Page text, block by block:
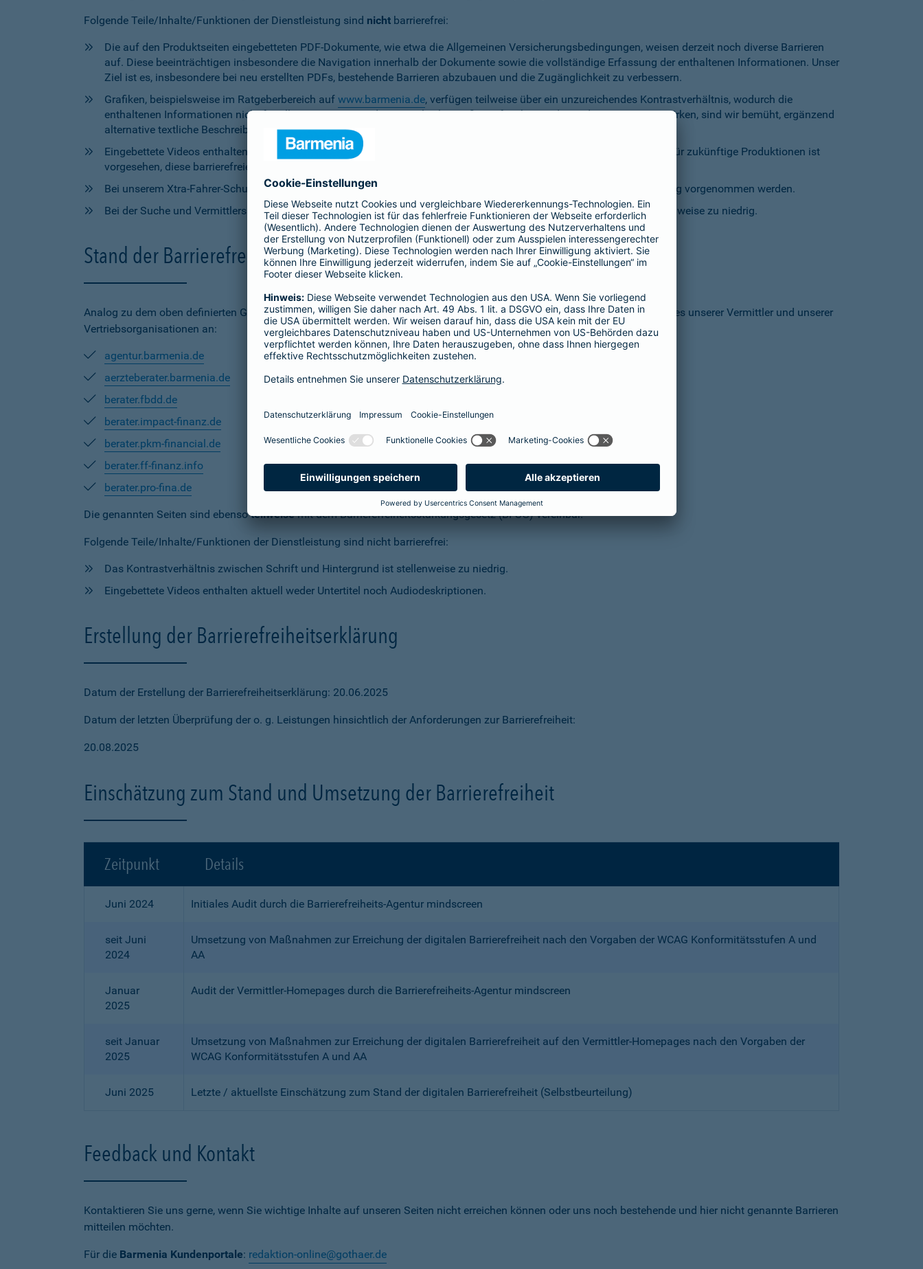
Folgende Teile/Inhalte/Funktionen der Dienstleistung sind nicht barrierefrei:
Die auf den Produktseiten eingebetteten PDF-Dokumente, wie etwa die Allgemeinen Versicherungsbedingungen, weisen derzeit noch diverse Barrieren
auf. Diese beeinträchtigen insbesondere die Navigation innerhalb der Dokumente sowie die vollständige Erfassung der enthaltenen Informationen. Unser
Ziel ist es, insbesondere bei neu erstellten PDFs, bestehende Barrieren abzubauen und die Zugänglichkeit zu verbessern.
Grafiken, beispielsweise im Ratgeberbereich auf www.barmenia.de, verfügen teilweise über ein unzureichendes Kontrastverhältnis, wodurch die
enthaltenen Informationen nicht für alle Nutzerinnen und Nutzer gleichermaßen erfassbar sind. Um dem entgegenzuwirken, sind wir bemüht, ergänzend
alternative textliche Beschreibungen zur Verfügung zu stellen.
Eingebettete Videos enthalten aktuell weder Untertitel noch Audiodeskriptionen, was ihre Zugänglichkeit einschränkt. Für zukünftige Produktionen ist
vorgesehen, diese barrierefreien Elemente bereitzustellen.
Bei unserem Xtra-Fahrer-Schutz kann die Anpassung der zu versichernden Tage momentan nicht per Tastaturbedienung vorgenommen werden.
Bei der Suche und Vermittlersuche auf barmenia.de ist das Kontrastverhältnis zwischen Schrift und Hintergrund stellenweise zu niedrig.
Stand der Barrierefreiheit auf den Vermittler-Homepages
Analog zu dem oben definierten Geltungsbereich streben wir die Umsetzung der digitalen Barrierefreiheit auf den Homepages unserer Vermittler und unserer
Vertriebsorganisationen an:
agentur.barmenia.de
aerzteberater.barmenia.de
berater.fbdd.de
berater.impact-finanz.de
berater.pkm-financial.de
berater.ff-finanz.info
berater.pro-fina.de
Die genannten Seiten sind ebensoteilweisemit dem Barrierefreiheitsstärkungsgesetz (BFSG) vereinbar.
Folgende Teile/Inhalte/Funktionen der Dienstleistung sind nicht barrierefrei:
Das Kontrastverhältnis zwischen Schrift und Hintergrund ist stellenweise zu niedrig.
Eingebettete Videos enthalten aktuell weder Untertitel noch Audiodeskriptionen.
Erstellung der Barrierefreiheitserklärung
Datum der Erstellung der Barrierefreiheitserklärung: 20.06.2025
Datum der letzten Überprüfung der o. g. Leistungen hinsichtlich der Anforderungen zur Barrierefreiheit:
20.08.2025
Einschätzung zum Stand und Umsetzung der Barrierefreiheit
Zeitpunkt Details
Juni 2024 Initiales Audit durch die Barrierefreiheits-Agentur mindscreen
seit Juni
2024
Umsetzung von Maßnahmen zur Erreichung der digitalen Barrierefreiheit nach den Vorgaben der WCAG Konformitätsstufen A und
AA
Januar
2025
Audit der Vermittler-Homepages durch die Barrierefreiheits-Agentur mindscreen
seit Januar
2025
Umsetzung von Maßnahmen zur Erreichung der digitalen Barrierefreiheit auf den Vermittler-Homepages nach den Vorgaben der
WCAG Konformitätsstufen A und AA
Juni 2025 Letzte / aktuellste Einschätzung zum Stand der digitalen Barrierefreiheit (Selbstbeurteilung)
Feedback und Kontakt
Kontaktieren Sie uns gerne, wenn Sie wichtige Inhalte auf unseren Seiten nicht erreichen können oder uns noch bestehende und hier nicht genannte Barrieren
mitteilen möchten.
Für die Barmenia Kundenportale: redaktion-online@gothaer.de